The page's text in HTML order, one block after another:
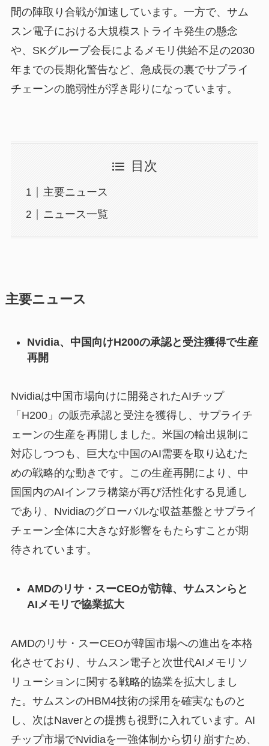
間の陣取り合戦が加速しています。一方で、サム
スン電子における大規模ストライキ発生の懸念
や、SKグループ会長によるメモリ供給不足の2030
年までの長期化警告など、急成長の裏でサプライ
チェーンの脆弱性が浮き彫りになっています。
目次
主要ニュース
ニュース一覧
主要ニュース
Nvidia、中国向けH200の承認と受注獲得で生産
再開
Nvidiaは中国市場向けに開発されたAIチップ
「H200」の販売承認と受注を獲得し、サプライチ
ェーンの生産を再開しました。米国の輸出規制に
対応しつつも、巨大な中国のAI需要を取り込むた
めの戦略的な動きです。この生産再開により、中
国国内のAIインフラ構築が再び活性化する見通し
であり、Nvidiaのグローバルな収益基盤とサプライ
チェーン全体に大きな好影響をもたらすことが期
待されています。
AMDのリサ・スーCEOが訪韓、サムスンらと
AIメモリで協業拡大
AMDのリサ・スーCEOが韓国市場への進出を本格
化させており、サムスン電子と次世代AIメモリソ
リューションに関する戦略的協業を拡大しまし
た。サムスンのHBM4技術の採用を確実なものと
し、次はNaverとの提携も視野に入れています。AI
チップ市場でNvidiaを一強体制から切り崩すため、